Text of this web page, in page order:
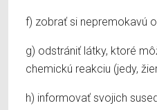
f) zobrať si nepremokavú
g) odstrániť látky, ktoré
chemickú reakciu (jedy,
h) informovať svojich